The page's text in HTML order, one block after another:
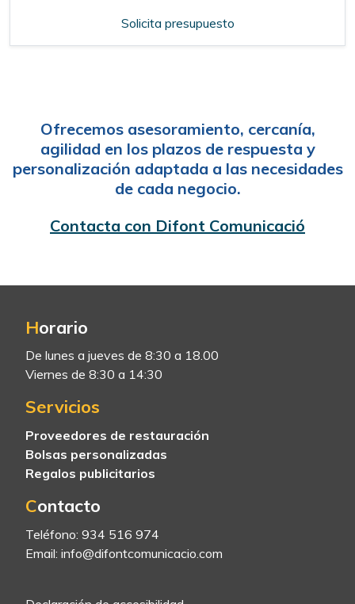
Solicita presupuesto
Ofrecemos asesoramiento, cercanía,
agilidad en los plazos de respuesta y
personalización adaptada a las necesidades
de cada negocio.
Contacta con Difont Comunicació
Horario
De lunes a jueves de 8:30 a 18.00
Viernes de 8:30 a 14:30
Servicios
Proveedores de restauración
Bolsas personalizadas
Regalos publicitarios
Contacto
Teléfono: 934 516 974
Email: info@difontcomunicacio.com